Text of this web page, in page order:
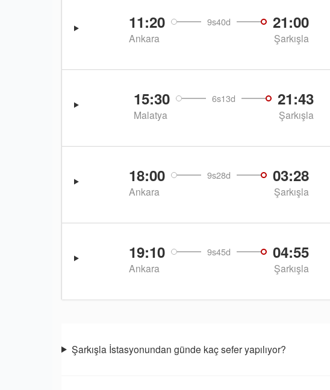
11:20 9s40d 21:00
Ankara Şarkışla
15:30 6s13d 21:43
Malatya Şarkışla
18:00 9s28d 03:28
Ankara Şarkışla
19:10 9s45d 04:55
Ankara Şarkışla
Şarkışla İstasyonundan günde kaç sefer yapılıyor?